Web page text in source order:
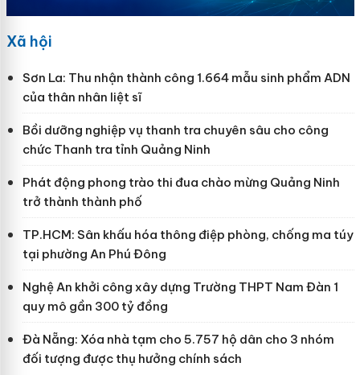
Xã hội
Sơn La: Thu nhận thành công 1.664 mẫu sinh phẩm ADN
của thân nhân liệt sĩ
Bồi dưỡng nghiệp vụ thanh tra chuyên sâu cho công
chức Thanh tra tỉnh Quảng Ninh
Phát động phong trào thi đua chào mừng Quảng Ninh
trở thành thành phố
TP.HCM: Sân khấu hóa thông điệp phòng, chống ma túy
tại phường An Phú Đông
Nghệ An khởi công xây dựng Trường THPT Nam Đàn 1
quy mô gần 300 tỷ đồng
Đà Nẵng: Xóa nhà tạm cho 5.757 hộ dân cho 3 nhóm
đối tượng được thụ hưởng chính sách